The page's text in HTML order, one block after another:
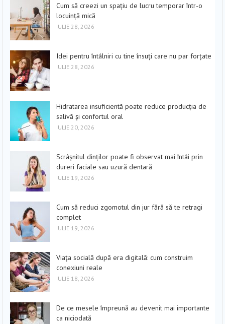
Cum să creezi un spațiu de lucru temporar într-o
locuință mică
IULIE 28, 2026
Idei pentru întâlniri cu tine însuți care nu par forțate
IULIE 28, 2026
Hidratarea insuficientă poate reduce producția de
salivă și confortul oral
IULIE 20, 2026
Scrâșnitul dinților poate fi observat mai întâi prin
dureri faciale sau uzură dentară
IULIE 19, 2026
Cum să reduci zgomotul din jur fără să te retragi
complet
IULIE 19, 2026
Viața socială după era digitală: cum construim
conexiuni reale
IULIE 18, 2026
De ce mesele împreună au devenit mai importante
ca niciodată